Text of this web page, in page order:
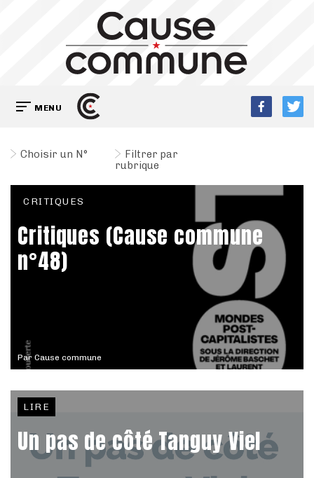
MENU
Choisir un N°
Filtrer par
rubrique
Par Cause commune
CRITIQUES
Critiques (Cause commune
n°48)
LIRE
Un pas de côté Tanguy Viel